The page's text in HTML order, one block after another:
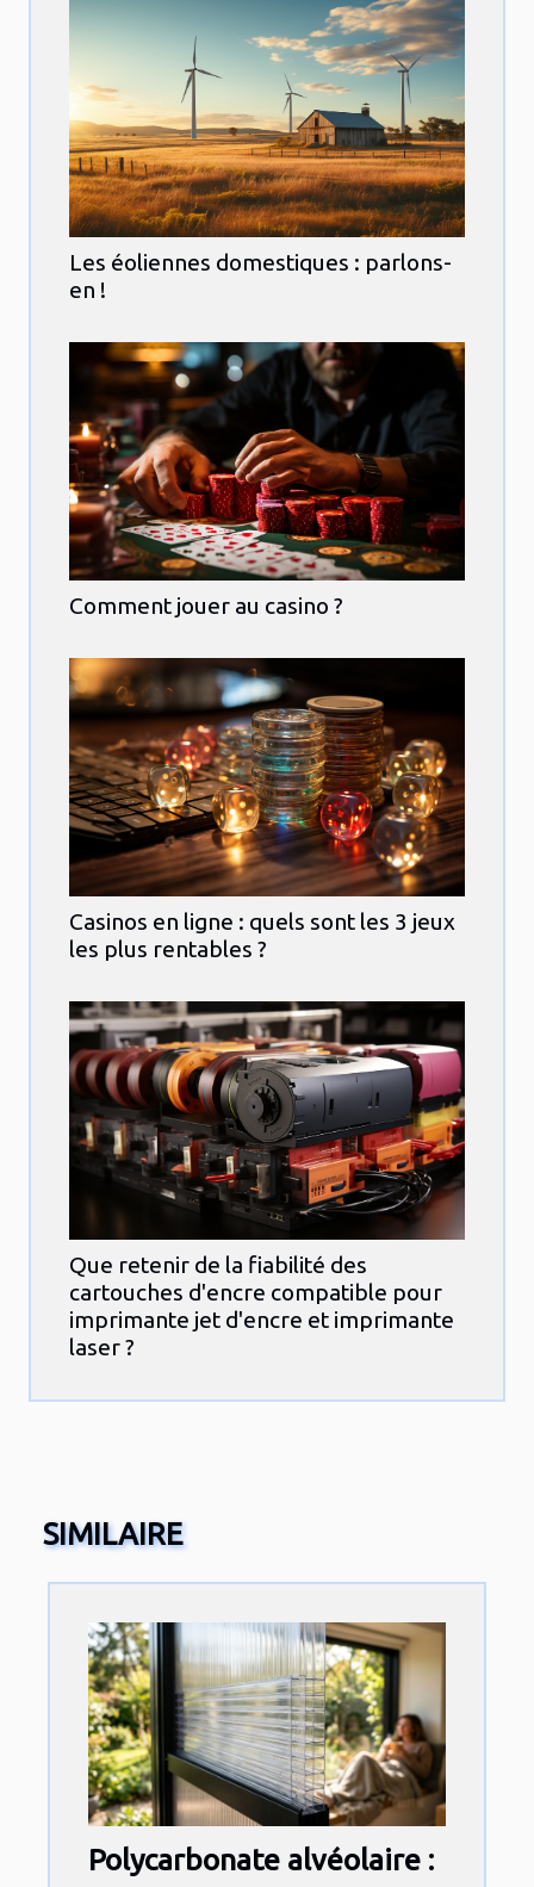
Les éoliennes domestiques : parlons-
en !
Comment jouer au casino ?
Casinos en ligne : quels sont les 3 jeux
les plus rentables ?
Que retenir de la fiabilité des
cartouches d'encre compatible pour
imprimante jet d'encre et imprimante
laser ?
SIMILAIRE
Polycarbonate alvéolaire :